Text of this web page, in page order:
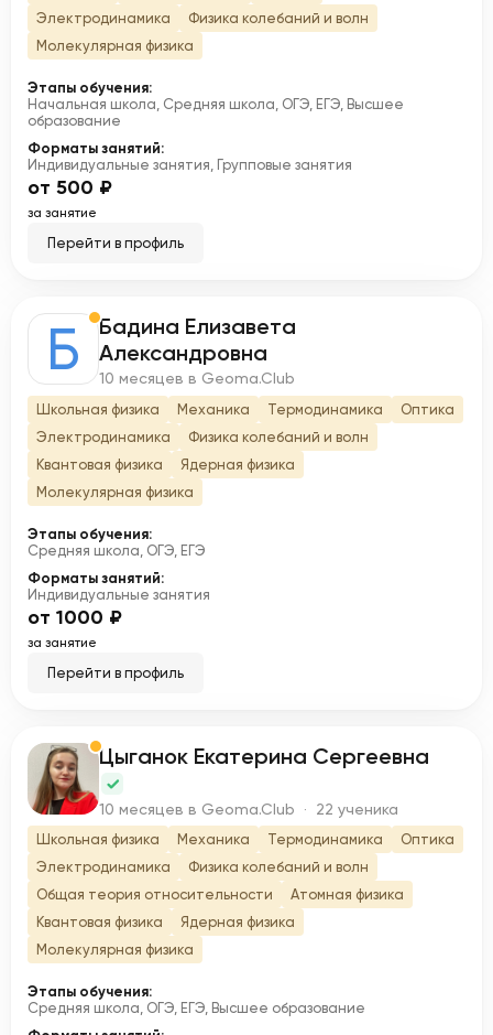
Электродинамика
Физика колебаний и волн
Молекулярная физика
Этапы обучения:
Начальная школа, Средняя школа, ОГЭ, ЕГЭ, Высшее
образование
Форматы занятий:
Индивидуальные занятия, Групповые занятия
от 500 ₽
за занятие
Перейти в профиль
Б
Бадина Елизавета
Александровна
10 месяцев в Geoma.Club
Школьная физика Механика Термодинамика
Оптика
Электродинамика
Физика колебаний и волн
Квантовая физика
Ядерная физика
Молекулярная физика
Этапы обучения:
Средняя школа, ОГЭ, ЕГЭ
Форматы занятий:
Индивидуальные занятия
от 1000 ₽
за занятие
Перейти в профиль
Ц Цыганок Екатерина Сергеевна
10 месяцев в Geoma.Club · 22 ученика
Школьная физика Механика Термодинамика
Оптика
Электродинамика
Физика колебаний и волн
Общая теория относительности
Атомная физика
Квантовая физика
Ядерная физика
Молекулярная физика
Этапы обучения:
Средняя школа, ОГЭ, ЕГЭ, Высшее образование